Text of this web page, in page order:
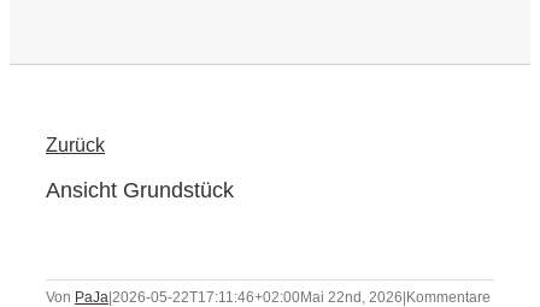
Zurück
Ansicht Grundstück
Von PaJa 2026-05-22T17:11:46+02:00Mai 22nd, 2026 Kommentare